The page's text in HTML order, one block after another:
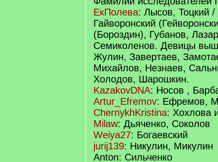
ЕкПолева: Лысов, Тоцкий /
Гайворонский
(Бороздин), Губанов,
Семиколенов. Девицы
Жулин, Завертаев,
Михайлов, Незнаев,
Холодов, Шарошкин.
KazakovDNA: Носов ,
Artur_Efremov: Ефремов,
ChernykhKristina: Хохлова
Milaw: Дьяченко, Соколов
Weiya27: Богаевский
jurij139: Никулин, Микулин
Anton: Сильченко